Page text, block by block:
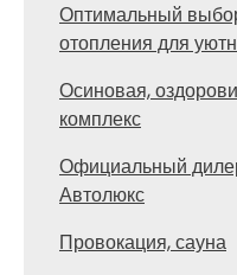
Оптимальный
отопления для
Осиновая,
комплекс
Официальный
Автолюкс
Провокация, сауна